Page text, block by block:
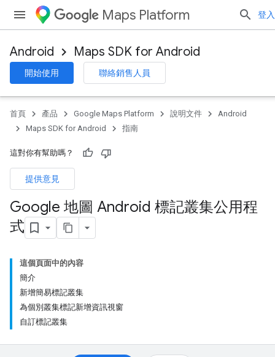
Maps Platform 登入
Android Maps SDK for Android
開始使用 聯絡銷售人員
首頁 產品 Google Maps Platform 說明文件
Android
Maps SDK for Android
指南
這對你有幫助嗎？
提供意見
Google 地圖 Android 標記叢集公用程
式
這個頁面中的內容
簡介
新增簡易標記叢集
為個別叢集標記新增資訊視窗
自訂標記叢集